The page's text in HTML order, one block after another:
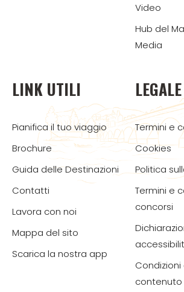
Video
Hub del
Media
LINK UTILI
Pianifica il tuo viaggio
Brochure
Guida delle Destinazioni
Contatti
Lavora con noi
Mappa del sito
Scarica la nostra app
LEGALE
Termini e
Cookies
Politica
Termini e
concorsi
Condizioni